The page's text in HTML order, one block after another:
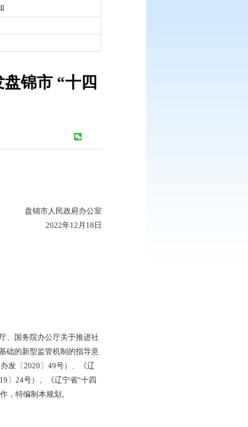
市政府办文件
2022-12-18
会信用体系建设规划的通知
通知
实。